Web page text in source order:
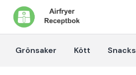
Grönsaker Kött Snacks